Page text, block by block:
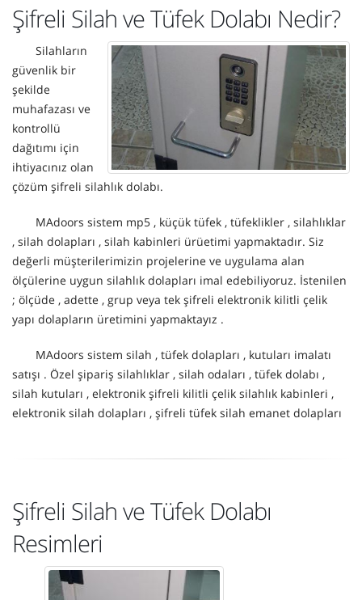
Şifreli Silah ve Tüfek Dolabı Nedir?
Silahların
güvenlik bir
şekilde
muhafazası ve
kontrollü
dağıtımı için
ihtiyacınız olan
çözüm şifreli silahlık dolabı.
MAdoors sistem mp5 , küçük tüfek , tüfeklikler , silahlıklar
, silah dolapları , silah kabinleri ürüetimi yapmaktadır. Siz
değerli müşterilerimizin projelerine ve uygulama alan
ölçülerine uygun silahlık dolapları imal edebiliyoruz. İstenilen
; ölçüde , adette , grup veya tek şifreli elektronik kilitli çelik
yapı dolapların üretimini yapmaktayız .
MAdoors sistem silah , tüfek dolapları , kutuları imalatı
satışı . Özel şipariş silahlıklar , silah odaları , tüfek dolabı ,
silah kutuları , elektronik şifreli kilitli çelik silahlık kabinleri ,
elektronik silah dolapları , şifreli tüfek silah emanet dolapları
Şifreli Silah ve Tüfek Dolabı
Resimleri